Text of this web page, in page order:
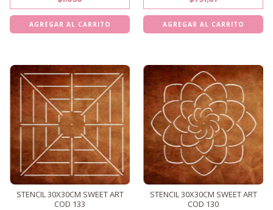
STENCIL 30X30CM SWEET ART
COD 133
STENCIL 30X30CM SWEET ART
COD 130